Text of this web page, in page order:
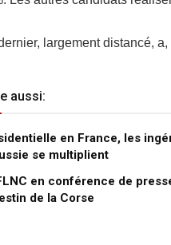
largement distancé,
aussi:
en France, les
se multiplient
en conférence de
de la Corse